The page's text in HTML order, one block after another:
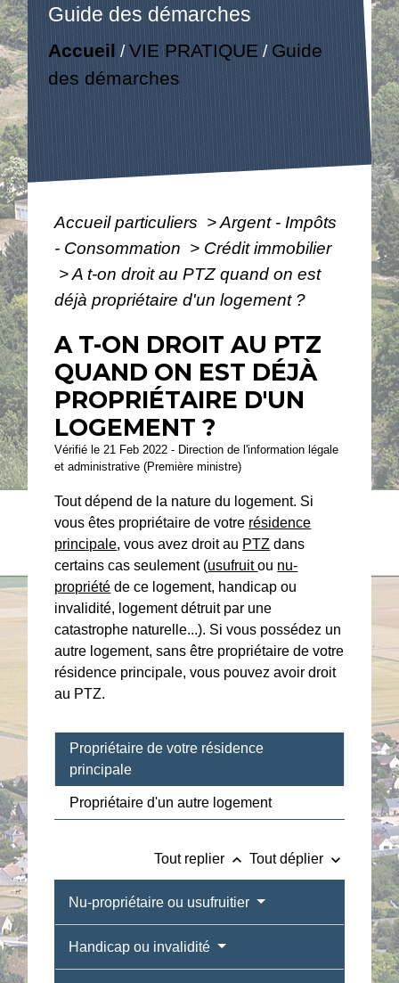
Guide des démarches
Accueil /VIE PRATIQUE / Guide
des démarches
Accueil particuliers >Argent - Impôts
- Consommation > Crédit immobilier
>A t-on droit au PTZ quand on est
déjà propriétaire d'un logement ?
A T-ON DROIT AU PTZ
QUAND ON EST DÉJÀ
PROPRIÉTAIRE D'UN
LOGEMENT ?
Vérifié le 21 Feb 2022 - Direction de l'information légale
et administrative (Première ministre)
Tout dépend de la nature du logement. Si
vous êtes propriétaire de votre résidence
principale, vous avez droit au PTZ dans
certains cas seulement (usufruitou nu-
propriété de ce logement, handicap ou
invalidité, logement détruit par une
catastrophe naturelle...). Si vous possédez un
autre logement, sans être propriétaire de votre
résidence principale, vous pouvez avoir droit
au PTZ.
Propriétaire de votre résidence
principale
Propriétaire d'un autre logement
Tout replier keyboard_arrow_up Tout déplier keyboard_arrow_down
Nu-propriétaire ou usufruitier
Handicap ou invalidité